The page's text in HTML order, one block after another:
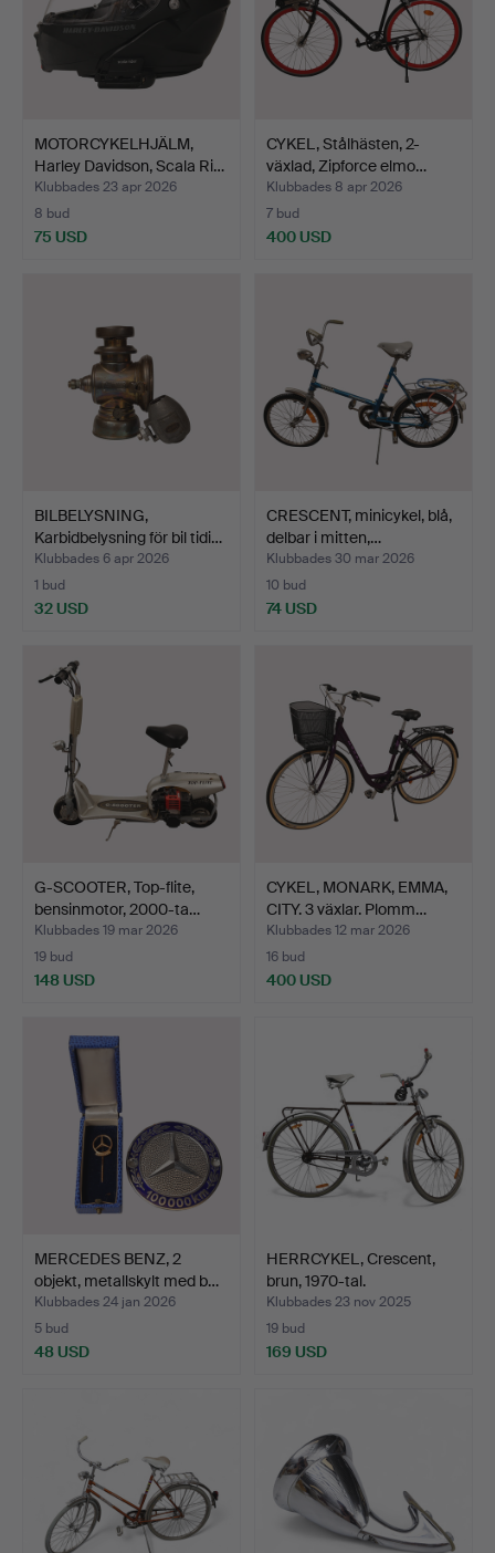
MOTORCYKELHJÄLM,
Harley Davidson, Scala Ri…
Klubbades 23 apr 2026
8 bud
75 USD
CYKEL, Stålhästen, 2-
växlad, Zipforce elmo…
Klubbades 8 apr 2026
7 bud
400 USD
BILBELYSNING,
Karbidbelysning för bil tidi…
Klubbades 6 apr 2026
1 bud
32 USD
CRESCENT, minicykel, blå,
delbar i mitten,…
Klubbades 30 mar 2026
10 bud
74 USD
G-SCOOTER, Top-flite,
bensinmotor, 2000-ta…
Klubbades 19 mar 2026
19 bud
148 USD
CYKEL, MONARK, EMMA,
CITY. 3 växlar. Plomm…
Klubbades 12 mar 2026
16 bud
400 USD
MERCEDES BENZ, 2
objekt, metallskylt med b…
Klubbades 24 jan 2026
5 bud
48 USD
HERRCYKEL, Crescent,
brun, 1970-tal.
Klubbades 23 nov 2025
19 bud
169 USD